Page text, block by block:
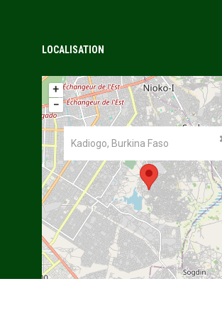
LOCALISATION
Kadiogo, Burkina Faso
+
−